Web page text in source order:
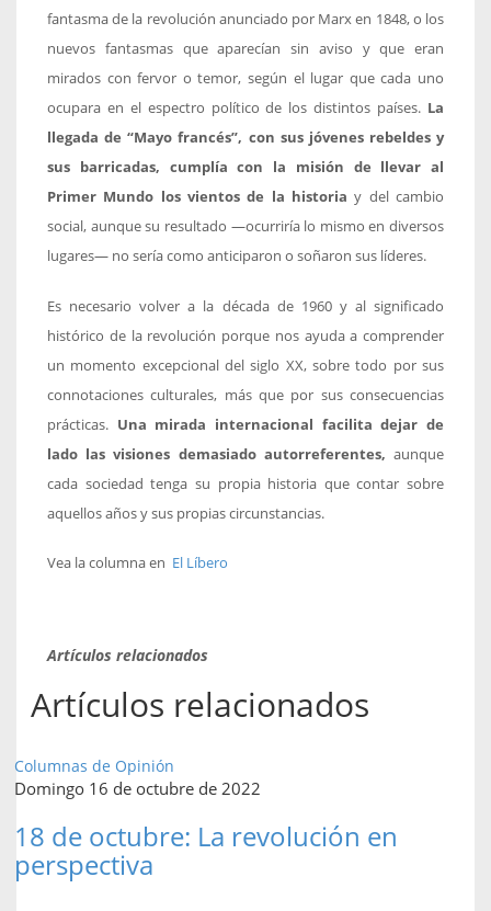
fantasma de la revolución anunciado por Marx en 1848, o los
nuevos fantasmas que aparecían sin aviso y que eran
mirados con fervor o temor, según el lugar que cada uno
ocupara en el espectro político de los distintos países. La
llegada de “Mayo francés”, con sus jóvenes rebeldes y
sus barricadas, cumplía con la misión de llevar al
Primer Mundo los vientos de la historia y del cambio
social, aunque su resultado —ocurriría lo mismo en diversos
lugares— no sería como anticiparon o soñaron sus líderes.
Es necesario volver a la década de 1960 y al significado
histórico de la revolución porque nos ayuda a comprender
un momento excepcional del siglo XX, sobre todo por sus
connotaciones culturales, más que por sus consecuencias
prácticas. Una mirada internacional facilita dejar de
lado las visiones demasiado autorreferentes, aunque
cada sociedad tenga su propia historia que contar sobre
aquellos años y sus propias circunstancias.
Vea la columna en El Líbero
Artículos relacionados
Artículos relacionados
Columnas de Opinión
Domingo 16 de octubre de 2022
18 de octubre: La revolución en
perspectiva